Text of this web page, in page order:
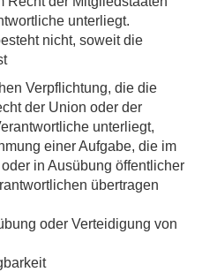
unterliegt.
nicht, soweit die
Verpflichtung, die die
der Union oder der
unterliegt,
einer Aufgabe, die im
in Ausübung öffentlicher
übertragen
oder Verteidigung von